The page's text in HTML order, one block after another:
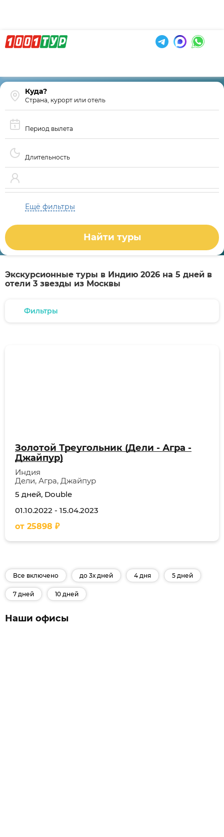
Страна, курорт или отель
Период вылета
Длительность
Ещё фильтры
Найти туры
Экскурсионные туры в Индию 2026 на 5 дней в
отели 3 звезды из Москвы
Фильтры
Золотой Треугольник (Дели - Агра -
Джайпур)
Индия
Дели, Агра, Джайпур
5 дней, Double
01.10.2022 - 15.04.2023
от 25898 ₽
Все включено до 3х дней 4 дня 5 дней
7 дней 10 дней
Наши офисы